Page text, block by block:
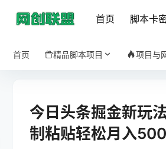
首页 脚本卡
首页 精品脚本项目 项目与
今日头条掘金新玩
制粘贴轻松月入